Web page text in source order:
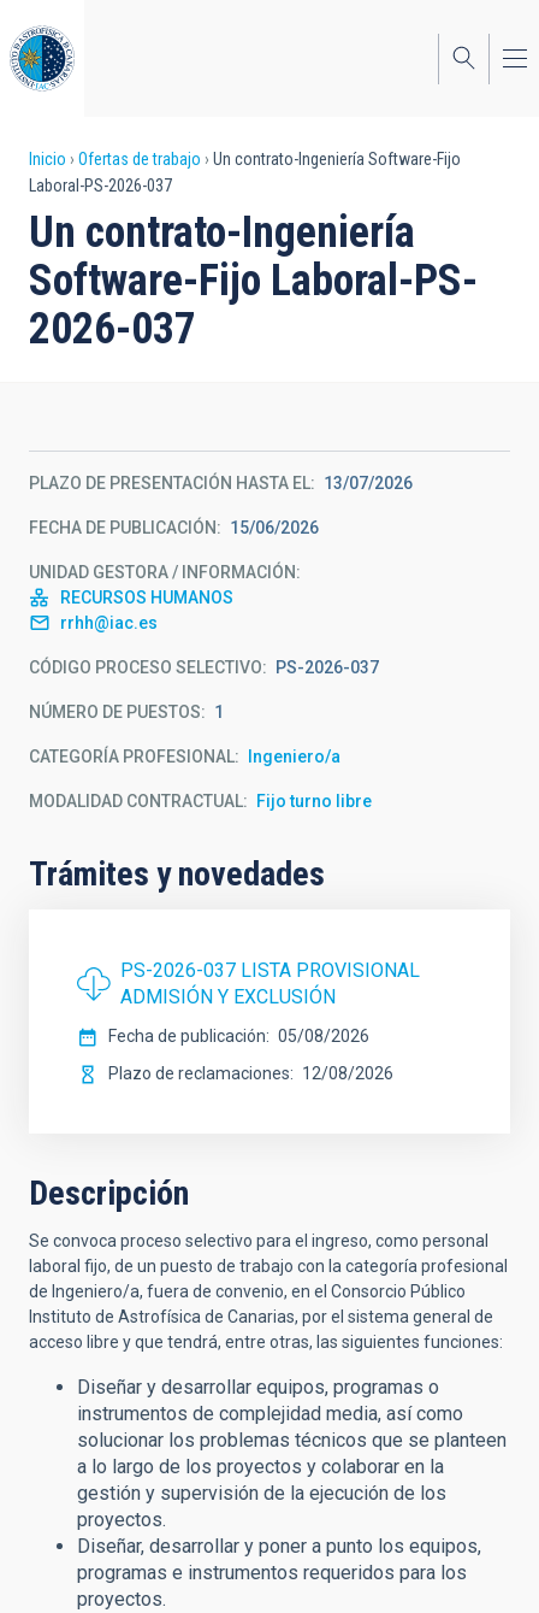
al
contenido
principal
Sobrescribir
enlaces
de
ayuda
a
Inicio Ofertas de trabajo
Un contrato-Ingeniería Software-Fijo
Laboral-PS-2026-037
Un contrato-Ingeniería
Software-Fijo Laboral-PS-
2026-037
PLAZO DE PRESENTACIÓN HASTA EL 13/07/2026
FECHA DE PUBLICACIÓN 15/06/2026
UNIDAD GESTORA / INFORMACIÓN
RECURSOS HUMANOS
rrhh@iac.es
CÓDIGO PROCESO SELECTIVO PS-2026-037
NÚMERO DE PUESTOS 1
CATEGORÍA PROFESIONAL Ingeniero/a
MODALIDAD CONTRACTUAL Fijo turno libre
Trámites y novedades
PS-2026-037 LISTA PROVISIONAL
ADMISIÓN Y EXCLUSIÓN
Fecha de publicación
05/08/2026
Plazo de reclamaciones
12/08/2026
Descripción
Se convoca proceso selectivo para el ingreso, como personal
laboral fijo, de un puesto de trabajo con la categoría profesional
de Ingeniero/a, fuera de convenio, en el Consorcio Público
Instituto de Astrofísica de Canarias, por el sistema general de
acceso libre y que tendrá, entre otras, las siguientes funciones:
Diseñar y desarrollar equipos, programas o
instrumentos de complejidad media, así como
solucionar los problemas técnicos que se planteen
a lo largo de los proyectos y colaborar en la
gestión y supervisión de la ejecución de los
proyectos.
Diseñar, desarrollar y poner a punto los equipos,
programas e instrumentos requeridos para los
proyectos.